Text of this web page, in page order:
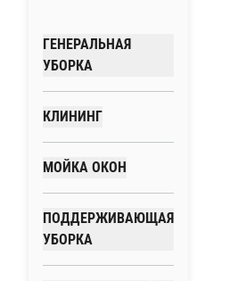
ГЕНЕРАЛЬНАЯ
УБОРКА
КЛИНИНГ
МОЙКА ОКОН
ПОДДЕРЖИВАЮЩАЯ
УБОРКА